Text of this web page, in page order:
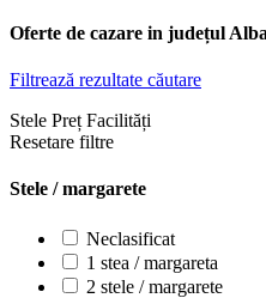
Oferte de cazare in județul
Filtrează rezultate căutare
Stele Preț Facilități
Resetare filtre
Stele / margarete
Neclasificat
1 stea / margareta
2 stele / margarete